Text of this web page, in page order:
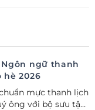
ngữ thanh
hè 2026
mực thanh lịch
ông với bộ sưu tập